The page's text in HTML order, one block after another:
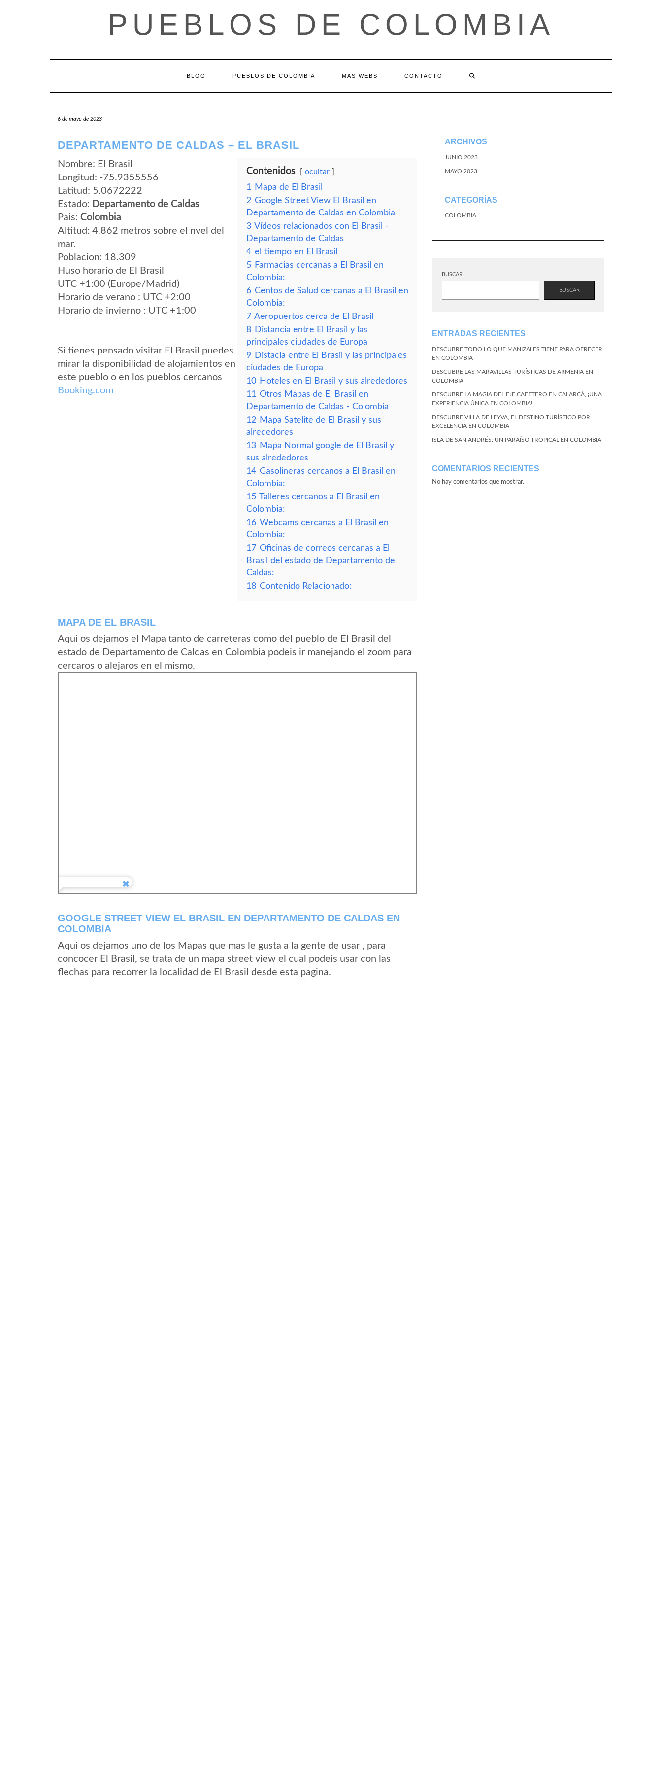
PUEBLOS DE COLOMBIA
BLOG PUEBLOS DE COLOMBIA MAS WEBS CONTACTO
6 de mayo de 2023
DEPARTAMENTO DE CALDAS – EL BRASIL
Nombre: El Brasil
Longitud: -75.9355556
Latitud: 5.0672222
Estado: Departamento de Caldas
Pais: Colombia
Altitud: 4.862 metros sobre el nvel del
mar.
Poblacion: 18.309
Huso horario de El Brasil
UTC +1:00 (Europe/Madrid)
Horario de verano : UTC +2:00
Horario de invierno : UTC +1:00
Si tienes pensado visitar El Brasil puedes
mirar la disponibilidad de alojamientos en
este pueblo o en los pueblos cercanos
Booking.com
Contenidos ocultar
1
Mapa de El Brasil
2 Google Street View El Brasil en
Departamento de Caldas en Colombia
3 Vídeos relacionados con El Brasil -
Departamento de Caldas
4 el tiempo en El Brasil
5 Farmacias cercanas a El Brasil en
Colombia:
6 Centos de Salud cercanas a El Brasil en
Colombia:
7 Aeropuertos cerca de El Brasil
8 Distancia entre El Brasil y las
principales ciudades de Europa
9 Distacia entre El Brasil y las principales
ciudades de Europa
10 Hoteles en El Brasil y sus alrededores
11 Otros Mapas de El Brasil en
Departamento de Caldas - Colombia
12 Mapa Satelite de El Brasil y sus
alrededores
13 Mapa Normal google de El Brasil y
sus alrededores
14 Gasolineras cercanos a El Brasil en
Colombia:
15 Talleres cercanos a El Brasil en
Colombia:
16 Webcams cercanas a El Brasil en
Colombia:
17 Oficinas de correos cercanas a El
Brasil del estado de Departamento de
Caldas:
18 Contenido Relacionado:
MAPA DE EL BRASIL
Aqui os dejamos el Mapa tanto de carreteras como del pueblo de El Brasil del
estado de Departamento de Caldas en Colombia podeis ir manejando el zoom para
cercaros o alejaros en el mismo.
GOOGLE STREET VIEW EL BRASIL EN DEPARTAMENTO DE CALDAS EN
COLOMBIA
Aqui os dejamos uno de los Mapas que mas le gusta a la gente de usar , para
concocer El Brasil, se trata de un mapa street view el cual podeis usar con las
flechas para recorrer la localidad de El Brasil desde esta pagina.
ARCHIVOS
JUNIO 2023
MAYO 2023
CATEGORÍAS
COLOMBIA
BUSCAR
BUSCAR
ENTRADAS RECIENTES
DESCUBRE TODO LO QUE MANIZALES TIENE PARA OFRECER
EN COLOMBIA
DESCUBRE LAS MARAVILLAS TURÍSTICAS DE ARMENIA EN
COLOMBIA
DESCUBRE LA MAGIA DEL EJE CAFETERO EN CALARCÁ, ¡UNA
EXPERIENCIA ÚNICA EN COLOMBIA!
DESCUBRE VILLA DE LEYVA, EL DESTINO TURÍSTICO POR
EXCELENCIA EN COLOMBIA
ISLA DE SAN ANDRÉS: UN PARAÍSO TROPICAL EN COLOMBIA
COMENTARIOS RECIENTES
No hay comentarios que mostrar.